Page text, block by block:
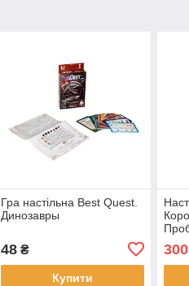
Гра настільна Best Quest.
Динозавры
48₴
Купити
300